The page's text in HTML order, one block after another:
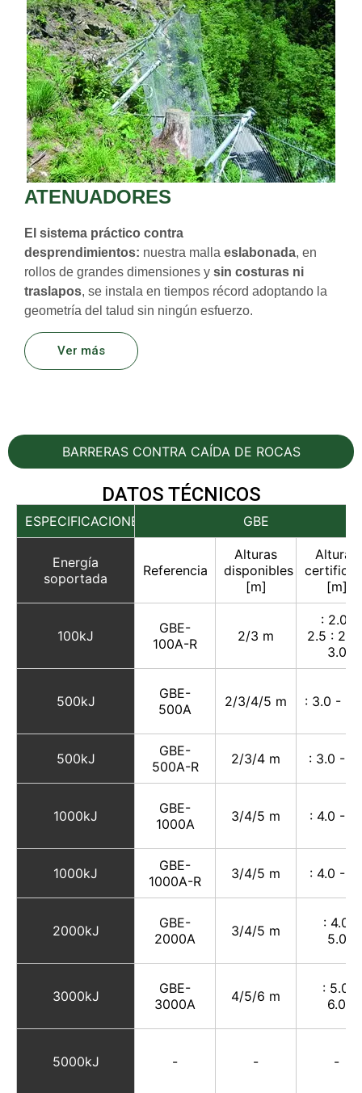
ATENUADORES
El sistema práctico contra
desprendimientos: nuestra malla eslabonada, en
rollos de grandes dimensiones y sin costuras ni
traslapos, se instala en tiempos récord adoptando la
geometría del talud sin ningún esfuerzo.
Ver más
BARRERAS CONTRA CAÍDA DE ROCAS
DATOS TÉCNICOS
ESPECIFICACIONES GBE
Energía
soportada
Referencia
Alturas
disponibles
[m]
Alturas
[m]
100kJ
GBE-
100A-R
2/3 m
: 2.0 -
2.5 : 2.0
3.0
500kJ
GBE-
500A
2/3/4/5 m : 3.0 -
500kJ
GBE-
500A-R
2/3/4 m : 3.0 -
1000kJ
GBE-
1000A
3/4/5 m : 4.0 -
1000kJ
GBE-
1000A-R
3/4/5 m : 4.0 -
2000kJ
GBE-
2000A
3/4/5 m
: 4.0 -
5.0
3000kJ
GBE-
3000A
4/5/6 m
: 5.0 -
6.0
5000kJ - - -